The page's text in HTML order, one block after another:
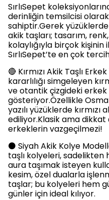
SırlıSepet
derinliğin temsilcisi
sahiptir.Gerek
akik taşları; tasarım,
kolaylığıyla birçok
SırlıSepet’te en çok
🔴 Kırmızı Akik Taşlı
kararlılığı simgeleyen
ve otantik çizgideki
gösteriyor.Özellikle
yazılı yüzüklerde
ediliyor.Klasik ama
erkeklerin vazgeçilmezi!
⚫ Siyah Akik Kolye
taşlı kolyeleri,
aura taşımak isteyen
kesim, özel dualarla
taşlar; bu kolyeleri hem
günler için ideal kılıyor.